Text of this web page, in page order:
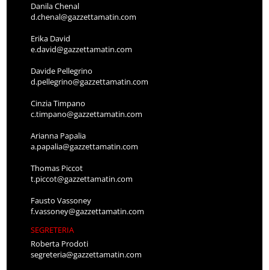
Danila Chenal
d.chenal@gazzettamatin.com
Erika David
e.david@gazzettamatin.com
Davide Pellegrino
d.pellegrino@gazzettamatin.com
Cinzia Timpano
c.timpano@gazzettamatin.com
Arianna Papalia
a.papalia@gazzettamatin.com
Thomas Piccot
t.piccot@gazzettamatin.com
Fausto Vassoney
f.vassoney@gazzettamatin.com
SEGRETERIA
Roberta Prodoti
segreteria@gazzettamatin.com